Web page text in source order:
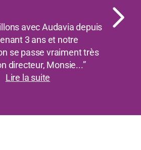
avec Audavia depuis
3 ans et notre
se passe vraiment très
directeur, Monsie...”
Lire la suite